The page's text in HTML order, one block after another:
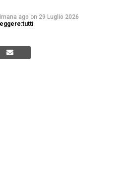
ago on 29 Luglio 2026